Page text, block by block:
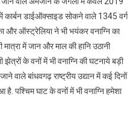
डाईऑक्साइड सोकने वाले 1345 वर्ग
और ऑस्ट्रेलिया ने भी भयंकर वनाग्नि का
में जान और माल की हानि उठानी
झेत्रों के वनों में भी वनाग्नि की घटनाये बड़ी
वाले बांधवगढ़ राष्ट्रीय उद्यान में कई दिनों
पश्चिम घाट के वनों में भी वनाग्नि हमेशा